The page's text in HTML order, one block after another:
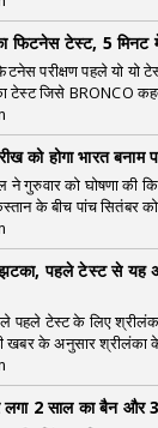
फिटनेस टेस्ट, 5 मिनट
परीक्षण पहले यो यो
जिसे BRONCO
को होगा भारत बनाम
गुरुवार को घोषणा की
के बीच पांच सितंबर
झटका, पहले टेस्ट से यह
पहले टेस्ट के लिए
खबर के अनुसार
लगा 2 साल का बैन और